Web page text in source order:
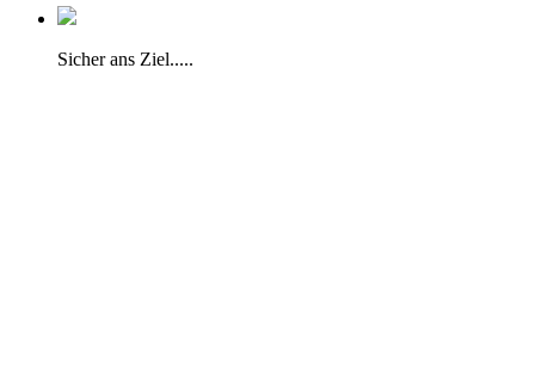
Sicher ans Ziel.....